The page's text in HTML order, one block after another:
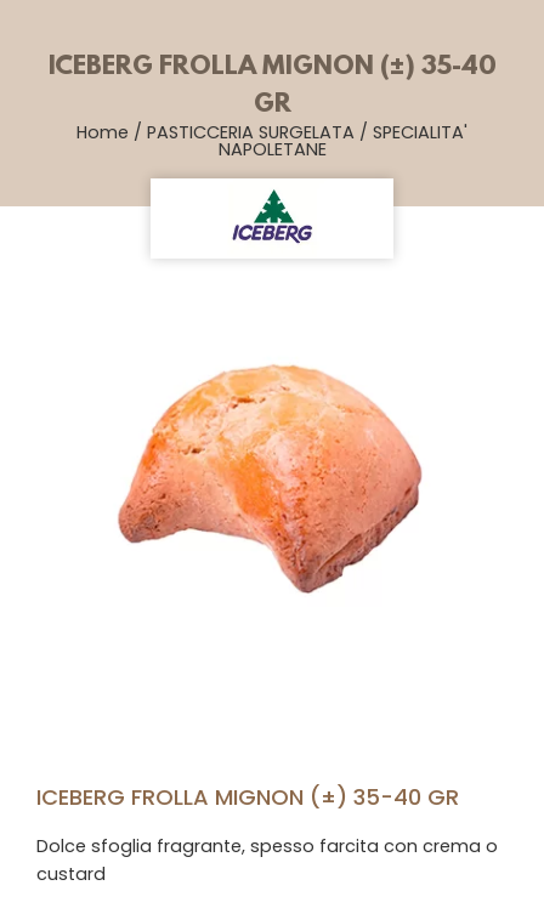
ICEBERG FROLLA MIGNON (±) 35-40
GR
Home / PASTICCERIA SURGELATA / SPECIALITA'
NAPOLETANE
ICEBERG FROLLA MIGNON (±) 35-40 GR
Dolce sfoglia fragrante, spesso farcita con crema o
custard